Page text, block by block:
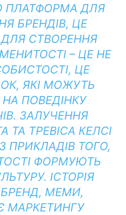
ПЛАТФОРМА ДЛЯ
БРЕНДІВ, ЦЕ
СТВОРЕННЯ
– ЦЕ НЕ
ЦЕ
ЯКІ МОЖУТЬ
ПОВЕДІНКУ
ЗАЛУЧЕННЯ
ТА ТРЕВІСА КЕЛСІ
ПРИКЛАДІВ ТОГО,
ФОРМУЮТЬ
ІСТОРІЯ
МЕМИ,
МАРКЕТИНГУ